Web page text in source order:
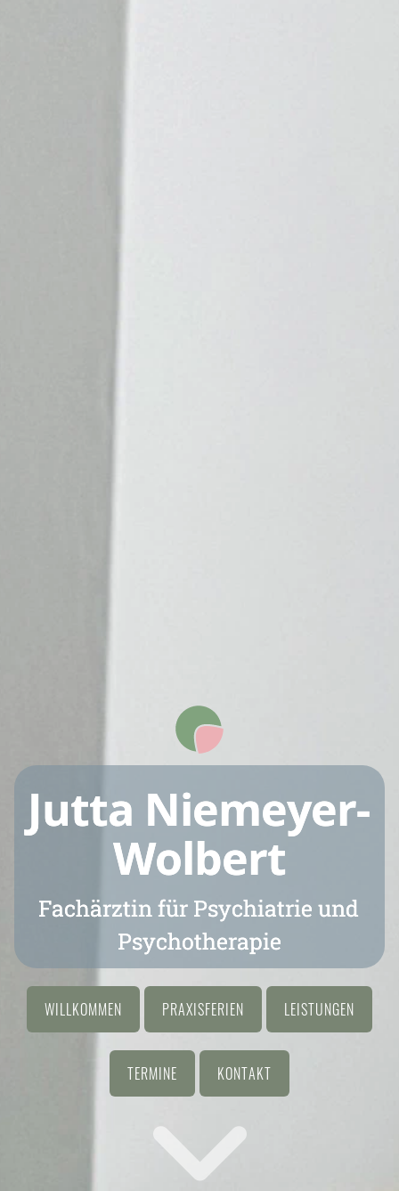
Jutta Niemeyer-
Wolbert
Fachärztin für Psychiatrie und
Psychotherapie
WILLKOMMEN PRAXISFERIEN LEISTUNGEN
TERMINE KONTAKT